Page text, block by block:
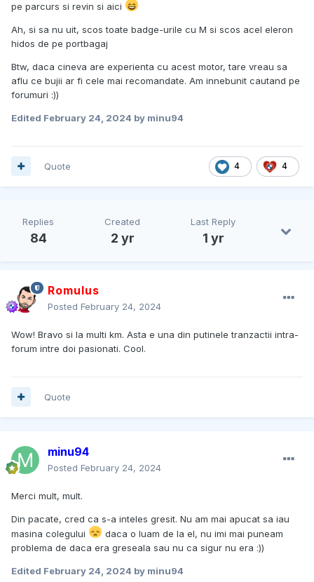
pe parcurs si revin si aici
Ah, si sa nu uit, scos toate badge-urile cu M si scos acel eleron
hidos de pe portbagaj
Btw, daca cineva are experienta cu acest motor, tare vreau sa
aflu ce bujii ar fi cele mai recomandate. Am innebunit cautand pe
forumuri :))
Edited February 24, 2024 by minu94
4 4
Quote
Replies
84
Created
2 yr
Last Reply
1 yr
Romulus
Posted February 24, 2024
Wow! Bravo si la multi km. Asta e una din putinele tranzactii intra-
forum intre doi pasionati. Cool.
Quote
minu94
Posted February 24, 2024
Merci mult, mult.
Din pacate, cred ca s-a inteles gresit. Nu am mai apucat sa iau
masina colegului
daca o luam de la el, nu imi mai puneam
problema de daca era greseala sau nu ca sigur nu era :))
Edited February 24, 2024 by minu94